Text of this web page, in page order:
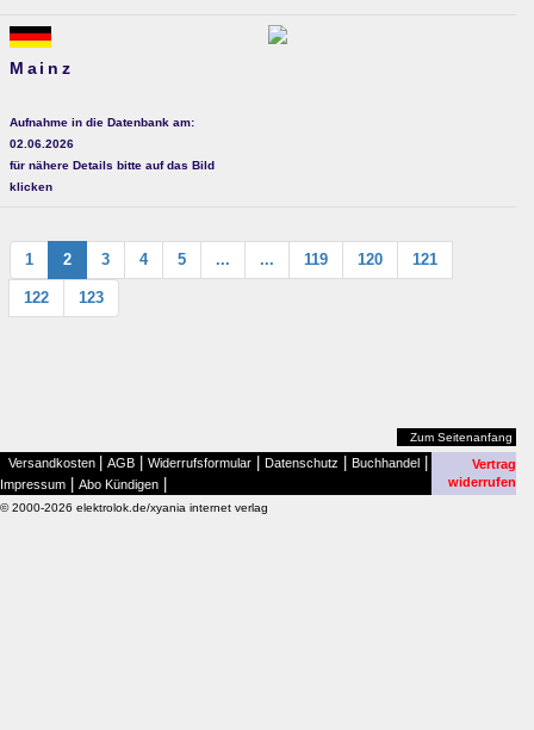
Mainz
Aufnahme in die Datenbank am:
02.06.2026
für nähere Details bitte auf das Bild
klicken
1 2 3 4 5 ... ... 119 120 121
122 123
Zum Seitenanfang
Versandkosten AGB Widerrufsformular Datenschutz Buchhandel
Impressum Abo Kündigen
Vertrag
widerrufen
© 2000-2026 elektrolok.de/xyania internet verlag